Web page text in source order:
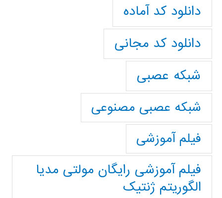
دانلود کد آماده
دانلود کد مجانی
شبکه عصبی
شبکه عصبی مصنوعی
فیلم آموزشی
فیلم آموزشی رایگان مولتی مدیا
الگوریتم ژنتیک